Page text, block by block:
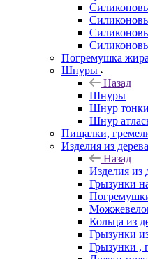
Погремушка
Шнуры
Назад
Шнуры
Шнур
Шнур
Пищалки,
Изделия из дерева
Назад
Изделия из
Грызунки
Кольца из
Грызунки
Грызунки ,